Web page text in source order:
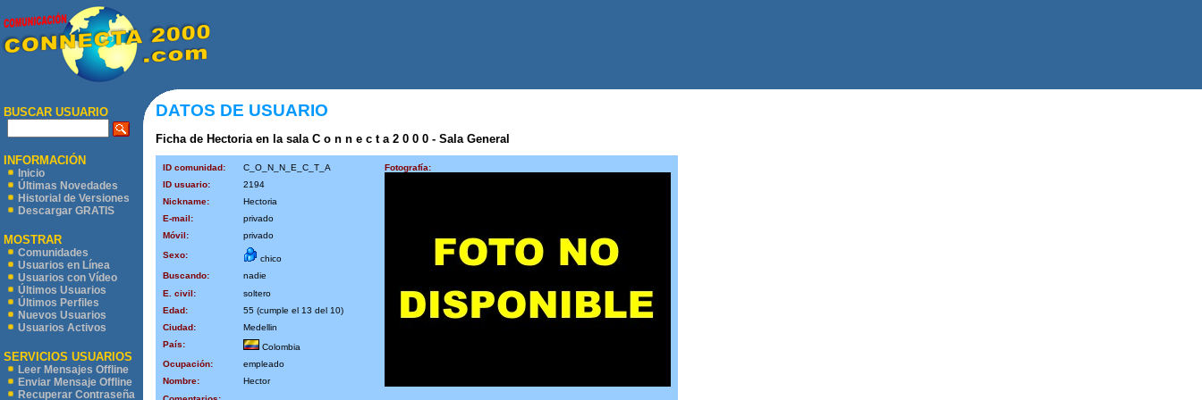
BUSCAR USUARIO
INFORMACIÓN
Inicio
Últimas Novedades
Historial de Versiones
Descargar GRATIS
MOSTRAR
Comunidades
Usuarios en Línea
Usuarios con Vídeo
Últimos Usuarios
Últimos Perfiles
Nuevos Usuarios
Usuarios Activos
SERVICIOS USUARIOS
Leer Mensajes Offline
Enviar Mensaje Offline
Recuperar Contraseña
DATOS DE USUARIO
Ficha de Hectoria en la sala C o n n e c t a 2 0 0 0 - Sala General
ID comunidad: C_O_N_N_E_C_T_A
Fotografía:
ID usuario:
2194
Nickname:
Hectoria
E-mail:
privado
Móvil:
privado
Sexo:
chico
Buscando:
nadie
E. civil:
soltero
Edad:
55 (cumple el 13 del 10)
Ciudad:
Medellin
País:
Colombia
Ocupación:
empleado
Nombre:
Hector